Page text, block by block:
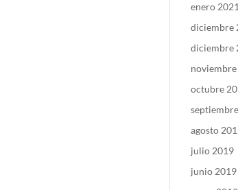
enero 2021
diciembre
diciembre
octubre
agosto
julio 2019
junio 2019